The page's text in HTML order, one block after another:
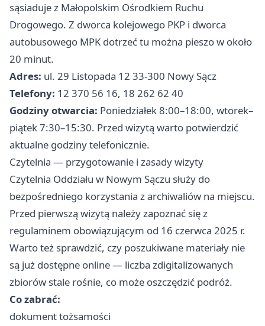
sąsiaduje z Małopolskim Ośrodkiem Ruchu
Drogowego. Z dworca kolejowego PKP i dworca
autobusowego MPK dotrzeć tu można pieszo w około
20 minut.
Adres: ul. 29 Listopada 12 33-300 Nowy Sącz
Telefony: 12 370 56 16, 18 262 62 40
Godziny otwarcia: Poniedziałek 8:00–18:00, wtorek–
piątek 7:30–15:30. Przed wizytą warto potwierdzić
aktualne godziny telefonicznie.
Czytelnia — przygotowanie i zasady wizyty
Czytelnia Oddziału w Nowym Sączu służy do
bezpośredniego korzystania z archiwaliów na miejscu.
Przed pierwszą wizytą należy zapoznać się z
regulaminem obowiązującym od 16 czerwca 2025 r.
Warto też sprawdzić, czy poszukiwane materiały nie
są już dostępne online — liczba zdigitalizowanych
zbiorów stale rośnie, co może oszczędzić podróż.
Co zabrać:
dokument tożsamości